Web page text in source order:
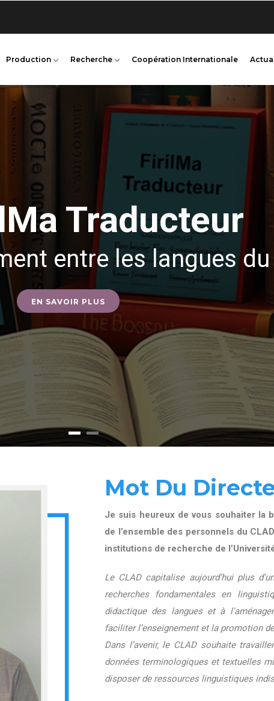
Production Recherche Coopération Internationale
Traducteur
entre les langues du
EN SAVOIR PLUS
Mot Du
Je suis heureux de vous souhaiter la
de l’ensemble des personnels du
institutions de recherche de
Le CLAD capitalise aujourd’hui plus
recherches fondamentales en
didactique des langues et à
faciliter l’enseignement et la promotion
Dans l’avenir, le CLAD souhaite
données terminologiques et textuelles
disposer de ressources linguistiques